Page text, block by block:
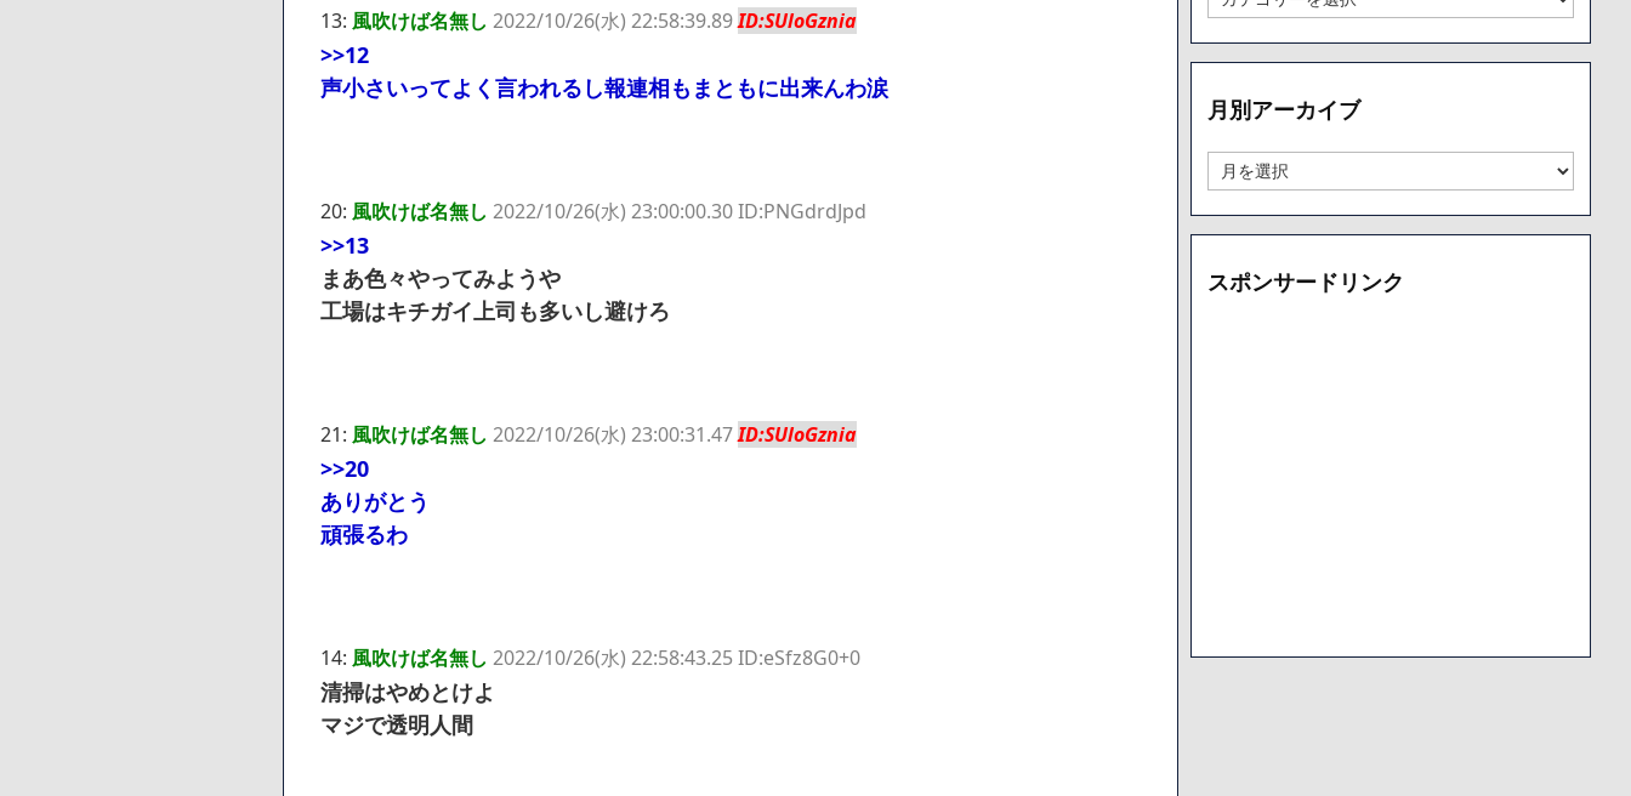
13: 風吹けば名無し 2022/10/26(水) 22:58:39.89ID:SUloGznia
>>12
声小さいってよく言われるし報連相もまともに出来んわ涙
20: 風吹けば名無し 2022/10/26(水) 23:00:00.30 ID:PNGdrdJpd
>>13
まあ色々やってみようや
工場はキチガイ上司も多いし避けろ
21: 風吹けば名無し 2022/10/26(水) 23:00:31.47ID:SUloGznia
>>20
ありがとう
頑張るわ
14: 風吹けば名無し 2022/10/26(水) 22:58:43.25 ID:eSfz8G0+0
清掃はやめとけよ
マジで透明人間
テ
ゴ
リ
別
ー
カ
ブ
月別アーカイブ
別
ア
ー
イ
スポンサードリンク